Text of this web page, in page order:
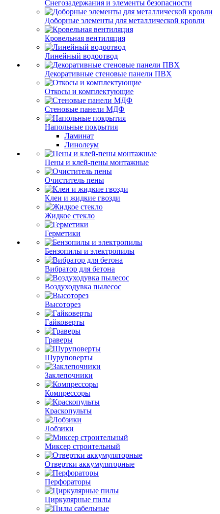
Снегозадержания и элементы безопасности
Доборные элементы для металлической кровли
Кровельная вентиляция
Линейный водоотвод
Декоративные стеновые панели ПВХ
Откосы и комплектующие
Стеновые панели МДФ
Напольные покрытия
Ламинат
Линолеум
Пены и клей-пены монтажные
Очиститель пены
Клеи и жидкие гвозди
Жидкое стекло
Герметики
Бензопилы и электропилы
Вибратор для бетона
Воздуходувка пылесос
Высоторез
Гайковерты
Граверы
Шуруповерты
Заклепочники
Компрессоры
Краскопульты
Лобзики
Миксер строительный
Отвертки аккумуляторные
Перфораторы
Циркулярные пилы